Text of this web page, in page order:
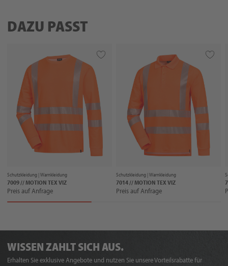
DAZU PASST
Schutzkleidung |Warnkleidung
7009 // MOTION TEX VIZ
Preis auf Anfrage
Schutzkleidung |Warnkleidung
7014 // MOTION TEX VIZ
Preis auf Anfrage
WISSEN ZAHLT SICH AUS.
Erhalten Sie exklusive Angebote und nutzen Sie unsere Vorteilsrabatte für